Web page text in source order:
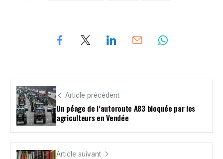
Article précédent
Un péage de l’autoroute A83 bloquée par les
agriculteurs en Vendée
Article suivant